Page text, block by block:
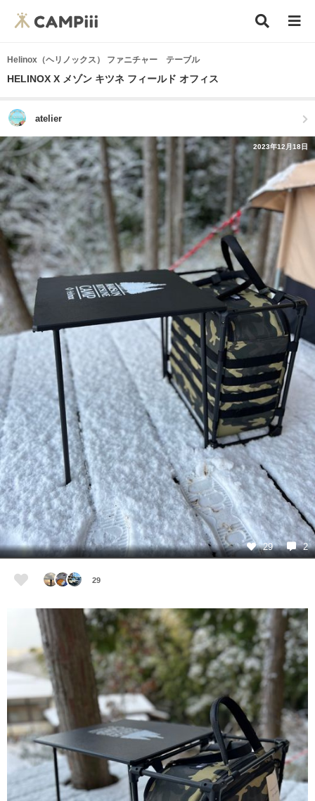
Helinox（ヘリノックス） ファニチャー テーブル
HELINOX X メゾン キツネ フィールド オフィス
atelier
2023年12月18日
29 2
29